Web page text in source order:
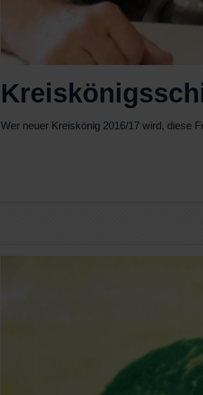
Wer neuer Kreiskönig 2016/17 wird, diese